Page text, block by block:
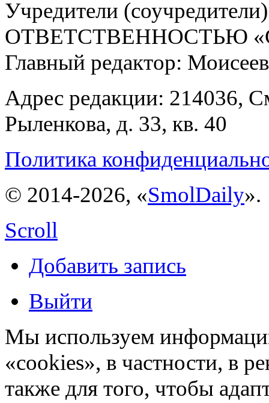
Учредители
ОТВЕТСТВЕННОСТЬЮ
Главный редактор:
Адрес редакции: 214036,
Рыленкова, д. 33, кв. 40
Политика
© 2014-2026, «SmolDaily».
Scroll
Добавить запись
Выйти
Мы используем
«cookies», в частности, в
также для того, чтобы